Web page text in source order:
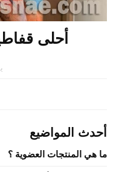
أحلى
أحدث المواضيع
ما هي المنتجات العضوية ؟